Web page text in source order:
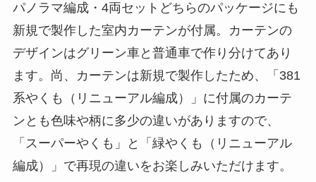
パノラマ編成・4両セットどちらのパッケージにも
新規で製作した室内カーテンが付属。カーテンの
デザインはグリーン車と普通車で作り分けてあり
ます。尚、カーテンは新規で製作したため、「381
系やくも（リニューアル編成）」に付属のカーテ
ンとも色味や柄に多少の違いがありますので、
「スーパーやくも」と「緑やくも（リニューアル
編成）」で再現の違いをお楽しみいただけます。